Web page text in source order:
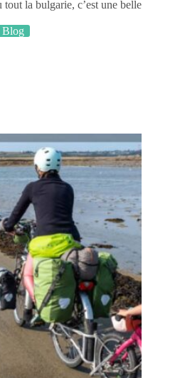
la bulgarie, c’est une belle
Blog